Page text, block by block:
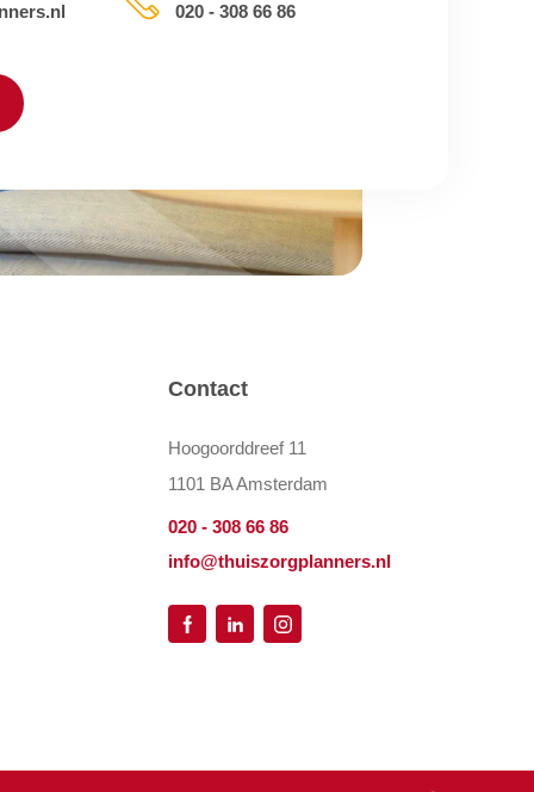
020 - 308 66 86
Contact
Hoogoorddreef 11
1101 BA Amsterdam
020 - 308 66 86
info@thuiszorgplanners.nl